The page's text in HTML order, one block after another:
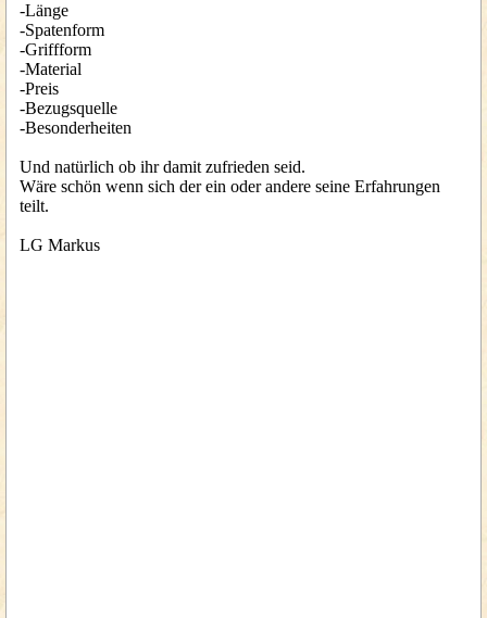
-Länge
-Spatenform
-Griffform
-Material
-Preis
-Bezugsquelle
-Besonderheiten
Und natürlich ob ihr damit zufrieden seid.
Wäre schön wenn sich der ein oder andere seine Erfahrungen
teilt.
LG Markus